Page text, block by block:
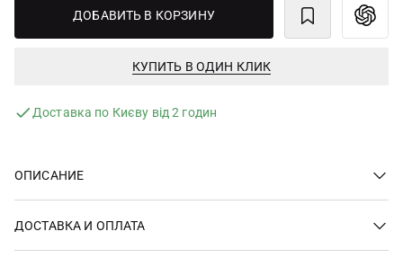
ДОБАВИТЬ В КОРЗИНУ
КУПИТЬ В ОДИН КЛИК
Доставка по Києву від 2 годин
ОПИСАНИЕ
ДОСТАВКА И ОПЛАТА